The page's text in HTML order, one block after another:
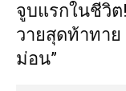
จูบแรกในชีวิต
วายสุดท้าทาย
ม่อน”